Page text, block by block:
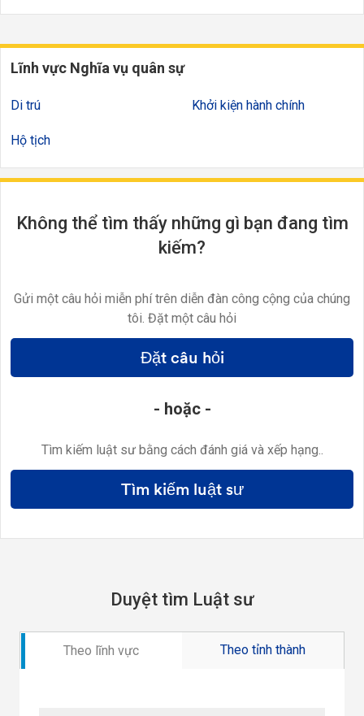
Lĩnh vực Nghĩa vụ quân sự
Di trú
Hộ tịch
Khởi kiện hành chính
Không thể tìm thấy những gì bạn đang tìm
kiếm?
Gửi một câu hỏi miễn phí trên diễn đàn công cộng của chúng
tôi. Đặt một câu hỏi
Đặt câu hỏi
- hoặc -
Tìm kiếm luật sư bằng cách đánh giá và xếp hạng..
Tìm kiếm luật sư
Duyệt tìm Luật sư
Theo lĩnh vực Theo tỉnh thành